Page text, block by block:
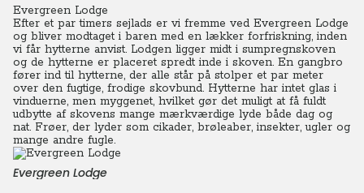
Evergreen Lodge
Efter et par timers sejlads er vi fremme ved Evergreen Lodge
og bliver modtaget i baren med en lækker forfriskning, inden
vi får hytterne anvist. Lodgen ligger midt i sumpregnskoven
og de hytterne er placeret spredt inde i skoven. En gangbro
fører ind til hytterne, der alle står på stolper et par meter
over den fugtige, frodige skovbund. Hytterne har intet glas i
vinduerne, men myggenet, hvilket gør det muligt at få fuldt
udbytte af skovens mange mærkværdige lyde både dag og
nat. Frøer, der lyder som cikader, brøleaber, insekter, ugler og
mange andre fugle.
Evergreen Lodge